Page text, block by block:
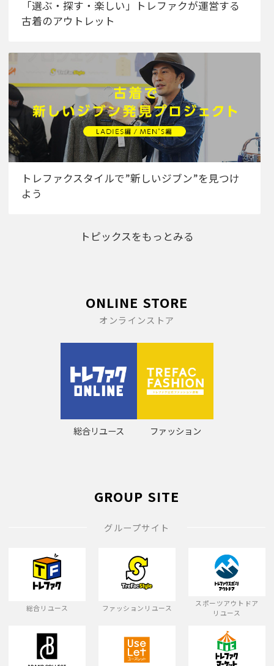
「選ぶ・探す・楽しい」トレファクが運営する
古着のアウトレット
トレファクスタイルで”新しいジブン”を見つけ
よう
トピックスをもっとみる
ONLINE STORE
オンラインストア
総合リユース ファッション
GROUP SITE
グループサイト
総合リユース ファッションリユース
スポーツアウトドア
リユース